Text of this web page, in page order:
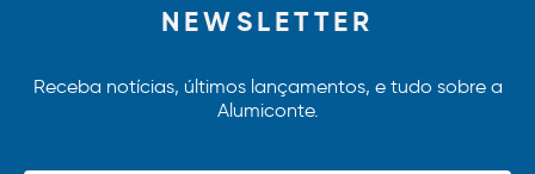
NEWSLETTER
Receba notícias, últimos lançamentos, e tudo sobre a
Alumiconte.